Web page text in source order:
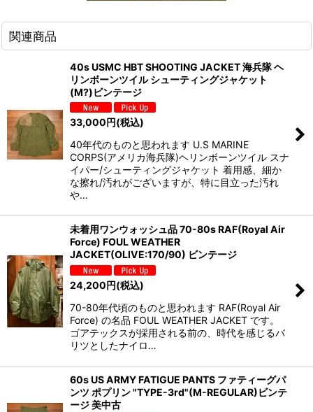
関連商品
40s USMC HBT SHOOTING JACKET 海兵隊 ヘ
リンボーンツイル シューティングジャケット
(M?)ビンテージ
33,000 円(税込)
40年代のものと思われます U.S MARINE
CORPS(アメリカ海兵隊)ヘリンボーンツイル スナ
イパー/シューティングジャケット 着用感、細か
な擦れ/汚れがございますが、特に目立った汚れ
や…
未着用ワンウォッシュ品 70-80s RAF(Royal Air
Force) FOUL WEATHER
JACKET(OLIVE:170/90) ビンテージ
24,200円(税込)
70-80年代頃のものと思われます RAF(Royal Air
Force) の名品 FOUL WEATHER JACKET です。
ゴアテックスが採用される前の、時代を感じるバ
リツとしたナイロ…
60s US ARMY FATIGUE PANTS ファティーグパ
ンツ ポプリン "TYPE-3rd"(M-REGULAR)ビンテ
ージ 美中古